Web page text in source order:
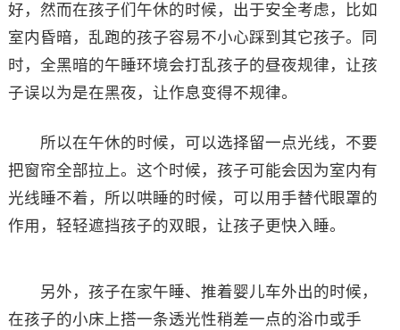
好，然而在孩子们午休的时候，出于安全考虑，比如
室内昏暗，乱跑的孩子容易不小心踩到其它孩子。同
时，全黑暗的午睡环境会打乱孩子的昼夜规律，让孩
子误以为是在黑夜，让作息变得不规律。
所以在午休的时候，可以选择留一点光线，不要
把窗帘全部拉上。这个时候，孩子可能会因为室内有
光线睡不着，所以哄睡的时候，可以用手替代眼罩的
作用，轻轻遮挡孩子的双眼，让孩子更快入睡。
另外，孩子在家午睡、推着婴儿车外出的时候，
在孩子的小床上搭一条透光性稍差一点的浴巾或手